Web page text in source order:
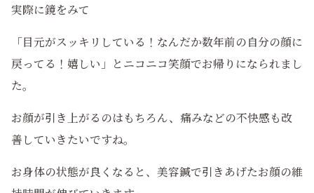
実際に鏡をみて
「目元がスッキリしている！なんだか数年前の自分の顔に
戻ってる！嬉しい」とニコニコ笑顔でお帰りになられまし
た。
お顔が引き上がるのはもちろん、痛みなどの不快感も改
善していきたいですね。
お身体の状態が良くなると、美容鍼で引きあげたお顔の維